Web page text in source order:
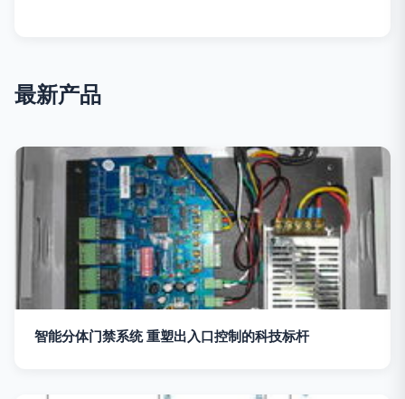
最新产品
智能分体门禁系统 重塑出入口控制的科技标杆